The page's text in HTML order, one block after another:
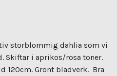
storblommig dahlia som vi
Skiftar i aprikos/rosa toner.
120cm. Grönt bladverk. Bra